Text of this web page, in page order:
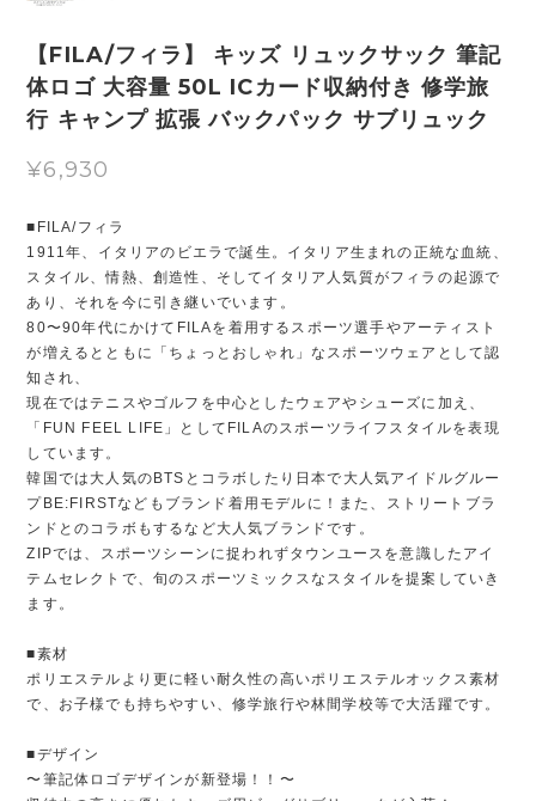
【FILA/フィラ】 キッズ リュックサック 筆記
体ロゴ 大容量 50L ICカード収納付き 修学旅
行 キャンプ 拡張 バックパック サブリュック
¥6,930
■FILA/フィラ
1911年、イタリアのビエラで誕生。イタリア生まれの正統な血統、
スタイル、情熱、創造性、そしてイタリア人気質がフィラの起源で
あり、それを今に引き継いでいます。
80〜90年代にかけてFILAを着用するスポーツ選手やアーティスト
が増えるとともに「ちょっとおしゃれ」なスポーツウェアとして認
知され、
現在ではテニスやゴルフを中心としたウェアやシューズに加え、
「FUN FEEL LIFE」としてFILAのスポーツライフスタイルを表現
しています。
韓国では大人気のBTSとコラボしたり日本で大人気アイドルグルー
プBE:FIRSTなどもブランド着用モデルに！また、ストリートブラ
ンドとのコラボもするなど大人気ブランドです。
ZIPでは、スポーツシーンに捉われずタウンユースを意識したアイ
テムセレクトで、旬のスポーツミックスなスタイルを提案していき
ます。
■素材
ポリエステルより更に軽い耐久性の高いポリエステルオックス素材
で、お子様でも持ちやすい、修学旅行や林間学校等で大活躍です。
■デザイン
〜筆記体ロゴデザインが新登場！！〜